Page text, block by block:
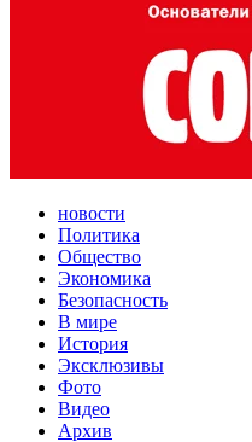
новости
Политика
Общество
Экономика
Безопасность
В мире
История
Эксклюзивы
Фото
Видео
Архив